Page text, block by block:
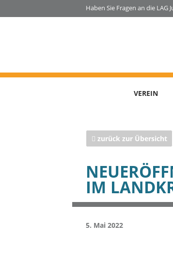
Haben Sie Fragen an die LAG
VEREIN
zurück zur Übersicht
IM
5. Mai 2022